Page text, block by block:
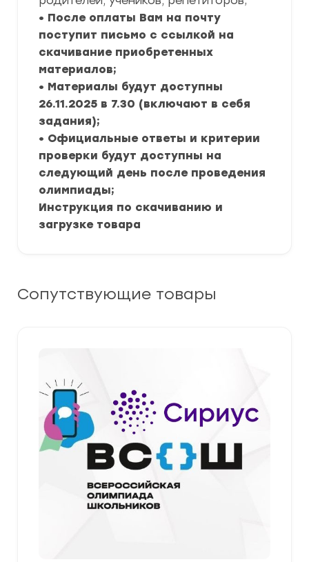
• После оплаты Вам на почту
поступит письмо с ссылкой на
скачивание приобретенных
материалов;
• Материалы будут доступны
26.11.2025 в 7.30 (включают в себя
задания);
• Официальные ответы и критерии
проверки будут доступны на
следующий день после проведения
олимпиады;
Инструкция по скачиванию и
загрузке товара
Сопутствующие товары